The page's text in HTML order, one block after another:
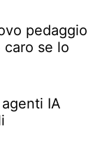
pedaggio
se lo
IA